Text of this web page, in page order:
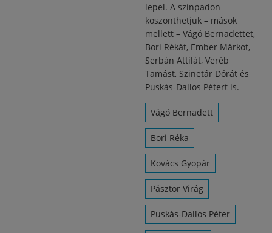
lepel. A színpadon
köszönthetjük – mások
mellett – Vágó Bernadettet,
Bori Rékát, Ember Márkot,
Serbán Attilát, Veréb
Tamást, Szinetár Dórát és
Puskás-Dallos Pétert is.
Vágó Bernadett
Bori Réka
Kovács Gyopár
Pásztor Virág
Puskás-Dallos Péter